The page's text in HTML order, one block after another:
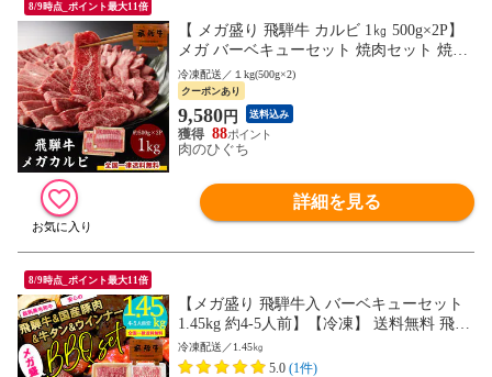
8/9時点_ポイント最大11倍
【 メガ盛り 飛騨牛 カルビ 1㎏ 500g×2P】
メガ バーベキューセット 焼肉セット 焼肉
焼き肉 肉 バーベキュー 銘柄和牛 黒毛和牛
BBQ 牛肉 d5 hrp
冷凍配送／１kg(500g×2)
クーポンあり
9,580円 送料込み
88
肉のひぐち
詳細を見る
8/9時点_ポイント最大11倍
【メガ盛り 飛騨牛入 バーベキューセット
1.45kg 約4-5人前】【冷凍】 送料無料 飛騨
牛＆国産豚肉＆ 牛タン ＆ウインナー 1.45
㎏ バーベキュー 焼き肉 焼肉 銘柄和牛 国
冷凍配送／1.45㎏
5.0 (1件)